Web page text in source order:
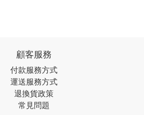
顧客服務
付款服務方式
運送服務方式
退換貨政策
常見問題